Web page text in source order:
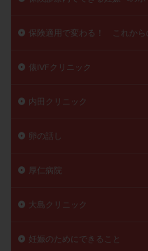
保険適用で変わる！ これから
俵IVFクリニック
内田クリニック
卵の話し
厚仁病院
大島クリニック
妊娠のためにできること